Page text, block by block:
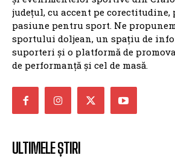
SportulDoljean.ro este un site de
sportului. Reflectăm activitatea
și evenimentelor sportive din
județul, cu accent pe
pasiune pentru sport. Ne propunem
sportului doljean, un spațiu de
suporteri și o platformă de
de performanță și cel de masă.